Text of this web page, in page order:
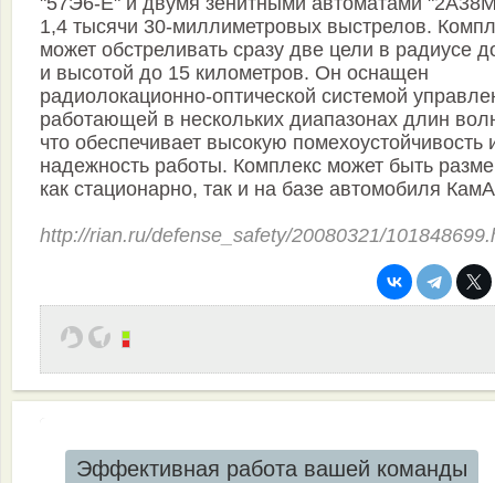
1,4 тысячи 30-миллиметровых выстрелов.
может обстреливать сразу две цели в радиусе
и высотой до 15 километров. Он оснащен
радиолокационно-оптической системой
работающей в нескольких диапазонах длин
что обеспечивает высокую помехоустойчивость
надежность работы. Комплекс может быть
как стационарно, так и на базе автомобиля
http://rian.ru/defense_safety/20080321/
Эффективная работа вашей команды